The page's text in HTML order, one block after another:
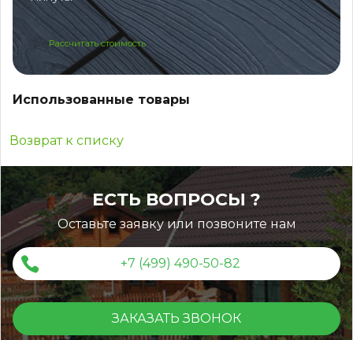
Рассчитать стоимость
Использованные товары
Возврат к списку
ЕСТЬ ВОПРОСЫ ?
Оставьте заявку или позвоните нам
+7 (499) 490-50-82
ЗАКАЗАТЬ ЗВОНОК